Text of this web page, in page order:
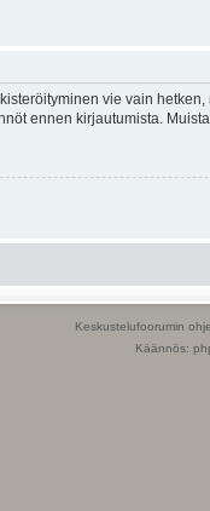
vie vain
ennen kirjautumista.
Keskustelufoorumin
Käännös: